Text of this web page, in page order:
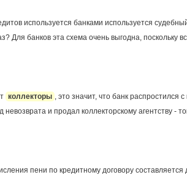
используется банками используется
Для банков эта схема очень выгодна, поскольку
коллекторы , это значит, что банк распростился с
и продал коллекторскому агентству -
пени по кредитному договору